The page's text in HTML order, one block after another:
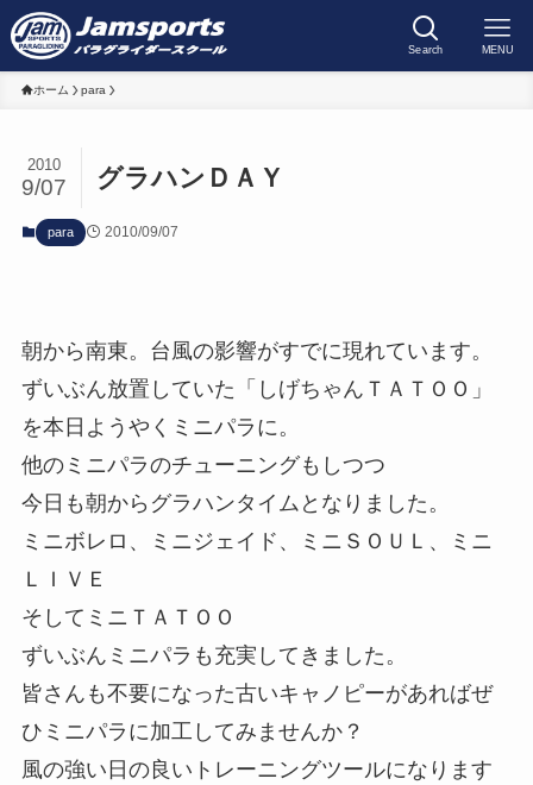
Search MENU
ホーム para
グラハンＤＡＹ
2010
9/07
para 2010/09/07
朝から南東。台風の影響がすでに現れています。
ずいぶん放置していた「しげちゃんＴＡＴＯＯ」
を本日ようやくミニパラに。
他のミニパラのチューニングもしつつ
今日も朝からグラハンタイムとなりました。
ミニボレロ、ミニジェイド、ミニＳＯＵＬ、ミニ
ＬＩＶＥ
そしてミニＴＡＴＯＯ
ずいぶんミニパラも充実してきました。
皆さんも不要になった古いキャノピーがあればぜ
ひミニパラに加工してみませんか？
風の強い日の良いトレーニングツールになります